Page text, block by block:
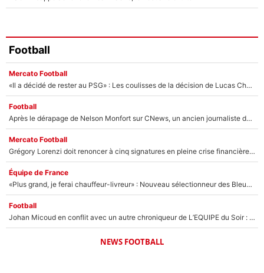
Football
Mercato Football
«Il a décidé de rester au PSG» : Les coulisses de la décision de Lucas Chevalier pour son transfert
Football
Après le dérapage de Nelson Monfort sur CNews, un ancien journaliste de France Télévisions relance la polémique sur les incendies en Gironde
Mercato Football
Grégory Lorenzi doit renoncer à cinq signatures en pleine crise financière : L’IA propose sept noms à l’OM pour un mercato réussi... à seulement 5M€ !
Équipe de France
«Plus grand, je ferai chauffeur-livreur» : Nouveau sélectionneur des Bleus, Zinédine Zidane s’était imaginé un avenir très différent lorsqu'il était enfant
Football
Johan Micoud en conflit avec un autre chroniqueur de L’EQUIPE du Soir : «Pendant un moment, je ne les ai pas remis ensemble dans l'émission»
NEWS FOOTBALL